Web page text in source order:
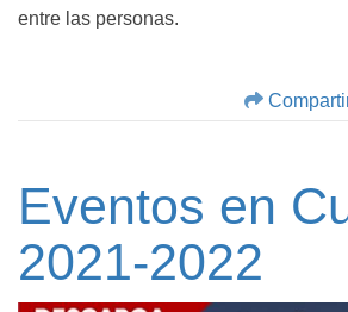
entre las personas.
Eventos en
2021-2022